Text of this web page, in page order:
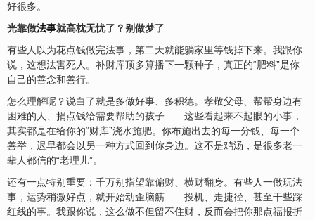
好很多。
光靠做法事就高枕无忧了？别做梦了
有些人以为花点钱做完法事，第二天就能躺家里等钱掉下来。我跟你
说，这想法害死人。补财库顶多算播下一颗种子，真正的“肥料”是你
自己的善念和善行。
怎么理解呢？说白了就是多做好事、多积德。孝敬父母、帮帮身边有
困难的人、捐点钱给需要帮助的孩子……这些看起来不起眼的小事，
其实都是在给你的“财库”浇水施肥。你布施出去的每一分钱、每一个
善举，迟早都会以另一种方式回到你身边。这不是鸡汤，是很多老一
辈人都信的“老理儿”。
还有一点特别重要：千万别指望靠偏财、 横财翻身。有些人一做玩法
事， 运势稍微好点，就开始动歪脑筋——投机、走捷径、甚至干些踩
红线的事。我跟你说，这么做不但留不住财，反而会把你那点福报折